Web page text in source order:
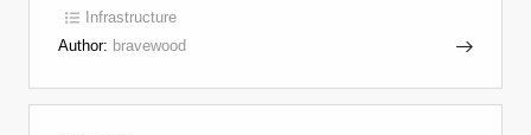
Infrastructure
Author: bravewood